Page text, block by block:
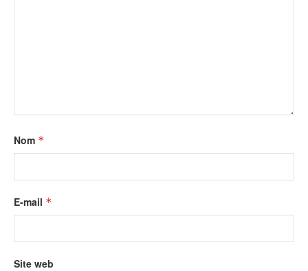
Nom *
E-mail *
Site web